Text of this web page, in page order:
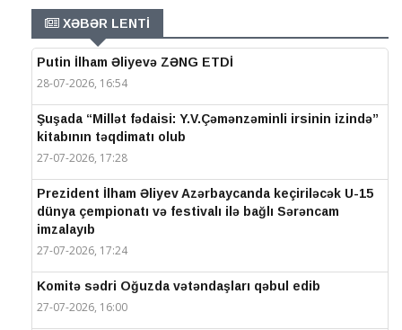
XƏBƏR LENTİ
Putin İlham Əliyevə ZƏNG ETDİ
28-07-2026, 16:54
Şuşada “Millət fədaisi: Y.V.Çəmənzəminli irsinin izində”
kitabının təqdimatı olub
27-07-2026, 17:28
Prezident İlham Əliyev Azərbaycanda keçiriləcək U-15
dünya çempionatı və festivalı ilə bağlı Sərəncam
imzalayıb
27-07-2026, 17:24
Komitə sədri Oğuzda vətəndaşları qəbul edib
27-07-2026, 16:00